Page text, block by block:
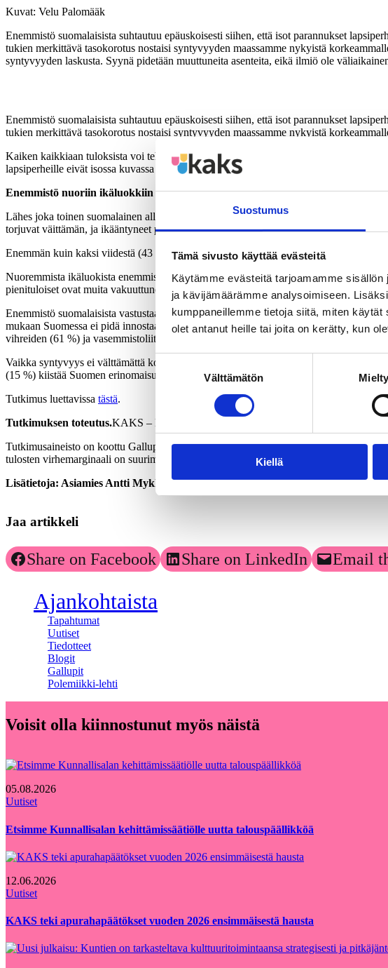
Suostumus
Tämä sivusto käyttää evästeitä
Käytämme evästeitä tarjoamamme
ja kävijämäärämme analysoimiseen.
kumppaneillemme tietoja siitä, miten
olet antanut heille tai joita on kerätty, kun
Suostumuksen
valinta
Välttämätön
Kiellä
Kuvat: Velu Palomääk
Enemmistö suomalaisista suhtautuu epäuskoisesti siihen, että isot parannukset
tukien merkittävä tasokorotus nostaisi syntyvyyden maassamme nykyistä
syntyvyyden laskusta. Syynä pidetään muuttuneita asenteita, eikä ilmiö ole
Enemmistö suomalaisista suhtautuu epäuskoisesti siihen, että isot parannukset
tukien merkittävä tasokorotus nostaisi syntyvyyden maassamme nykyistä
Kaiken kaikkiaan tuloksista voi tehdä seuraavan johtopäätöksen:
ansalaiset ovat
lapsiperheille eivät isossa kuvassa ratkaise ongelmaa, mutta korotusten uskotaan
Enemmistö nuoriin ikäluokkiin kuuluvista ajattelee, että lapsia ei kannata
Lähes joka toinen suomalainen allekirjoittaa väitteen ”jos nuoret ajattelisivat omaa
torjuvat väittämän, ja ikääntyneet puolestaan ovat taipuvaisia hyväksymään.
Enemmän kuin kaksi viidestä (43 %) allekirjoittaa väittämän, jonka mukaan elämä on
Nuoremmista ikäluokista enemmistö kokee elämän olevan nykyisin niin epävarmaa,
pienituloiset ovat muita vakuuttuneempia siitä, että nykyajan epävarmuuden takia
Enemmistö suomalaisista vastustaa ajatusta, että maapallolla on liikaa ihmisiä,
mukaan Suomessa ei pidä innostaa ihmisiä lasten hankkimiseen, koska maailmassa
vihreiden (61 %) ja vasemmistoliiton (53 %) kannattajista myös katsoo, että maapallon
Vaikka syntyvyys ei välttämättä kohentuisikaan, niin suomalaiset ovat jokseenkin
(15 %) kiistää Suomen erinomaisuuden lasten ja lapsiperheiden kannalta.
Tutkimus luettavissa tästä.
Tutkimuksen toteutus.KAKS – Kunnallisalan kehittämissäätiön tutkimuksen toteutti
Tutkimusaineisto on koottu Gallup Kanavalla 13.–18.3.2020. Haastatteluja tehtiin
tulosten virhemarginaali on suurimmillaan vajaat kolme prosenttiyksikköä suuntaansa.
Lisätietoja: Asiamies Antti Mykkänen, 0400-570087
Jaa artikkeli
Share on Facebook Share on LinkedIn Email
Ajankohtaista
Tapahtumat
Uutiset
Tiedotteet
Blogit
Gallupit
Polemiikki-lehti
Voisit olla kiinnostunut myös näistä
05.08.2026
Uutiset
Etsimme Kunnallisalan kehittämissäätiölle uutta talouspäällikköä
12.06.2026
Uutiset
KAKS teki apurahapäätökset vuoden 2026 ensimmäisestä hausta